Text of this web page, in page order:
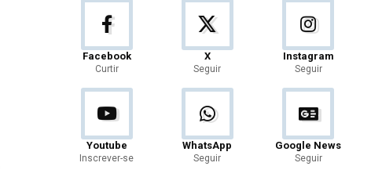
Facebook
Curtir
X
Seguir
Instagram
Seguir
Youtube
Inscrever-se
WhatsApp
Seguir
Google News
Seguir